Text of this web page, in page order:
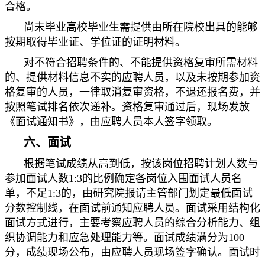
合格。
尚未毕业高校毕业生需提供由所在院校出具的能够
按期取得毕业证、学位证的证明材料。
对不符合招聘条件的、不能提供资格复审所需材料
的、提供材料信息不实的应聘人员，以及未按期参加资
格复审的人员，一律取消复审资格，不退还报名费，并
按照笔试排名依次递补。资格复审通过后，现场发放
《面试通知书》，由应聘人员本人签字领取。
六、面试
根据笔试成绩从高到低，按该岗位招聘计划人数与
参加面试人数1:3的比例确定各岗位入围面试人员名
单，不足1:3的，由研究院报请主管部门划定最低面试
分数控制线，在面试前通知应聘人员。面试采用结构化
面试方式进行，主要考察应聘人员的综合分析能力、组
织协调能力和应急处理能力等。面试成绩满分为100
分，成绩现场公布，由应聘人员现场签字确认。面试时